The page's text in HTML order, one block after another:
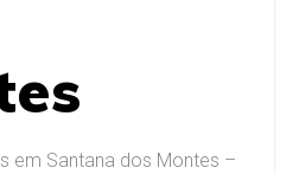
em Santana dos Montes –